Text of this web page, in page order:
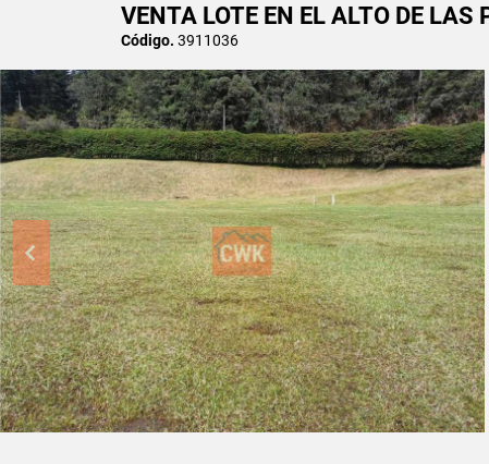
VENTA LOTE EN EL ALTO DE LAS
Código. 3911036